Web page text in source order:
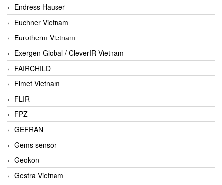
Endress Hauser
Euchner Vietnam
Eurotherm Vietnam
Exergen Global / CleverIR Vietnam
FAIRCHILD
Fimet Vietnam
FLIR
FPZ
GEFRAN
Gems sensor
Geokon
Gestra Vietnam